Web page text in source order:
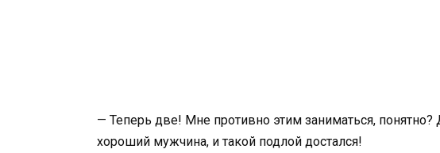
— Теперь две! Мне противно этим заниматься,
хороший мужчина, и такой подлой достался!